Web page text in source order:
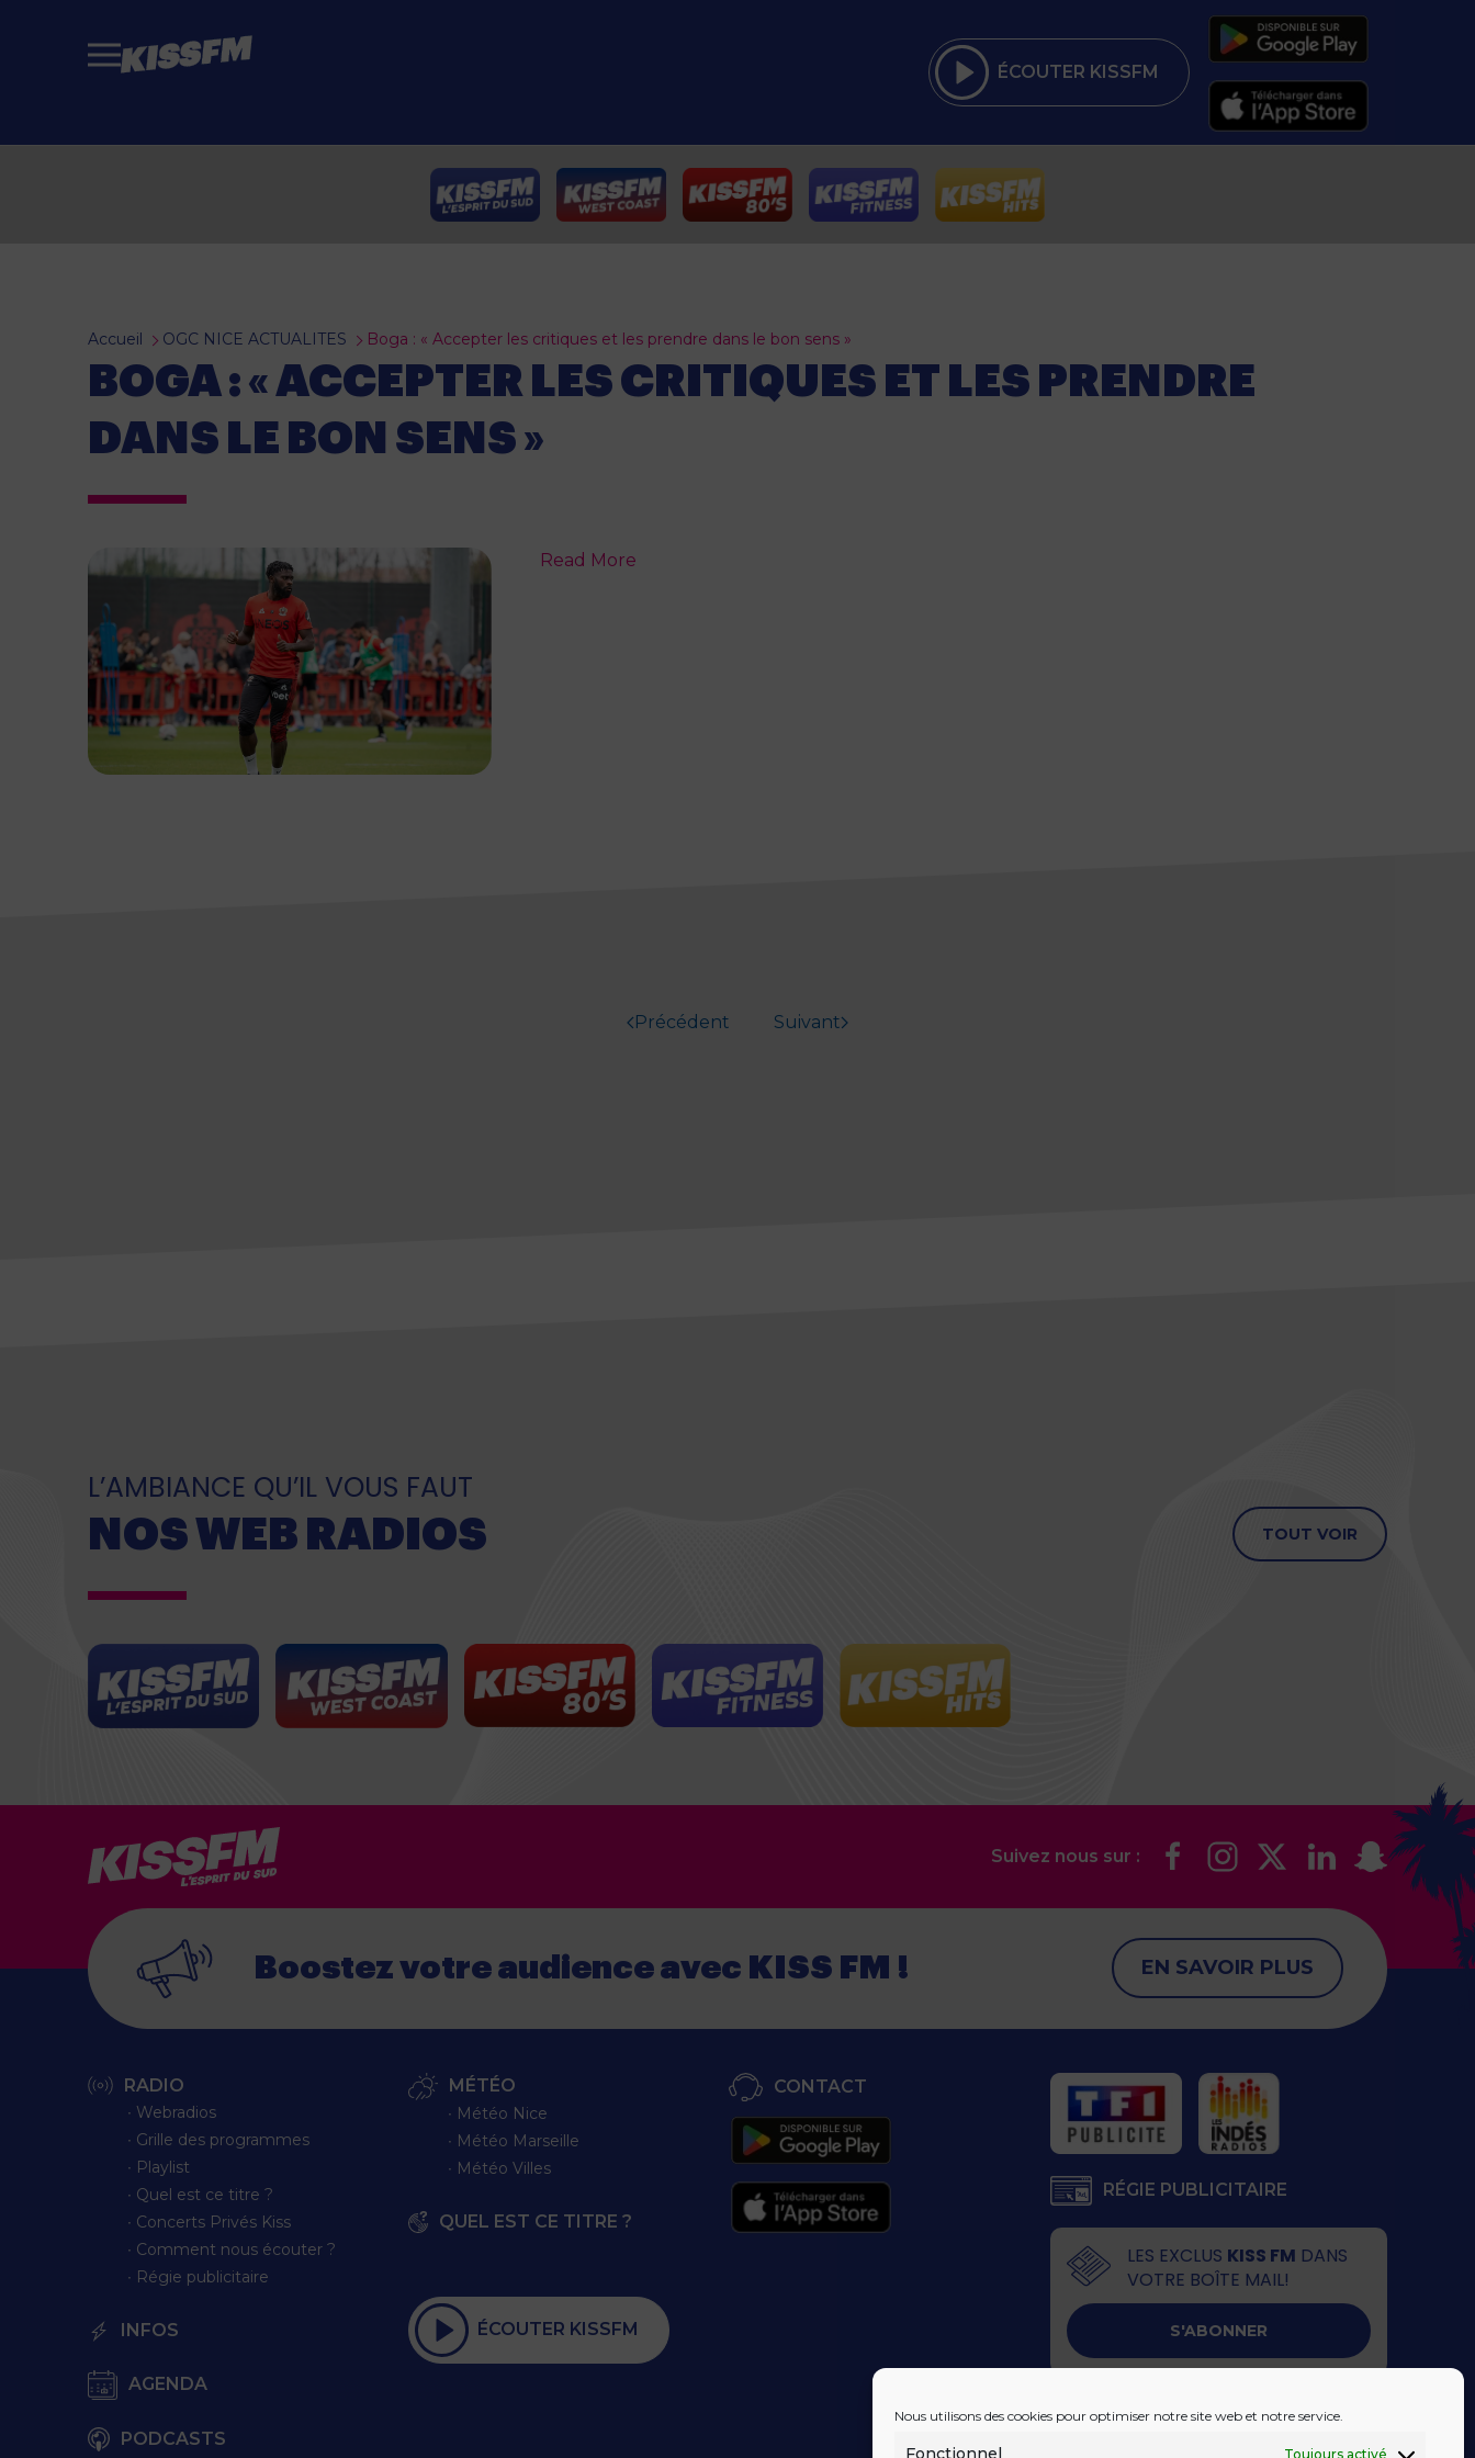
Nous utilisons des cookies pour optimiser notre site web et notre service.
Fonctionnel Toujours activé
Passer au contenu principal ÉCOUTER KISSFM
Accueil OGC NICE ACTUALITES Boga : « Accepter les critiques et les prendre dans le bon sens »
BOGA : « ACCEPTER LES CRITIQUES ET LES PRENDRE
DANS LE BON SENS »
Read More
Précédent Suivant
L’AMBIANCE QU’IL VOUS FAUT
NOS WEB RADIOS TOUT VOIR
Suivez nous sur :
Boostez votre audience avec KISS FM ! EN SAVOIR PLUS
RADIO
∙ Webradios
∙ Grille des programmes
∙ Playlist
∙ Quel est ce titre ?
∙ Concerts Privés Kiss
∙ Comment nous écouter ?
∙ Régie publicitaire
INFOS
AGENDA
PODCASTS
MÉTÉO
∙ Météo Nice
∙ Météo Marseille
∙ Météo Villes
QUEL EST CE TITRE ?
ÉCOUTER KISSFM
CONTACT
RÉGIE PUBLICITAIRE
LES EXCLUS KISS FM DANS
VOTRE BOÎTE MAIL!
S'ABONNER